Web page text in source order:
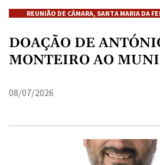
REUNIÃO DE CÂMARA, SANTA MARIA DA
DOAÇÃO DE
MONTEIRO AO
08/07/2026